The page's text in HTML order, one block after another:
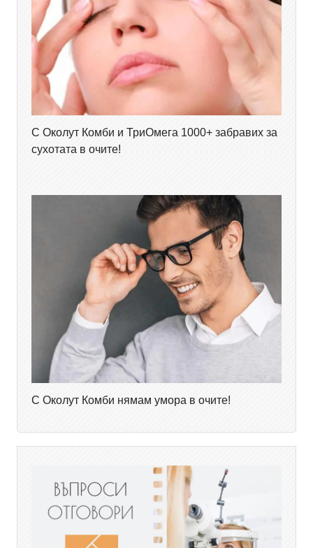
С Околут Комби и ТриОмега 1000+ забравих за
сухотата в очите!
С Околут Комби нямам умора в очите!